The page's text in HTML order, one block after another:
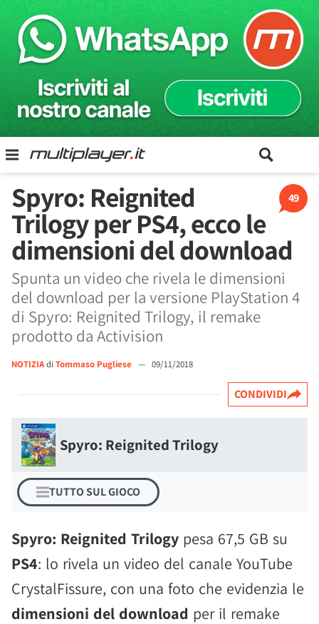
49
Spyro: Reignited
Trilogy per PS4, ecco le
dimensioni del download
Spunta un video che rivela le dimensioni
del download per la versione PlayStation 4
di Spyro: Reignited Trilogy, il remake
prodotto da Activision
NOTIZIAdi Tommaso Pugliese — 09/11/2018
CONDIVIDI
Spyro: Reignited Trilogy
TUTTO SUL GIOCO
Spyro: Reignited Trilogy pesa 67,5 GB su
PS4: lo rivela un video del canale YouTube
CrystalFissure, con una foto che evidenzia le
dimensioni del download per il remake